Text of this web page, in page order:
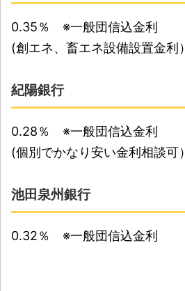
0.35％ ※一般団信込金利
(創エネ、畜エネ設備設置金利）
紀陽銀行
0.28％ ※一般団信込金利
(個別でかなり安い金利相談可）
池田泉州銀行
0.32％ ※一般団信込金利